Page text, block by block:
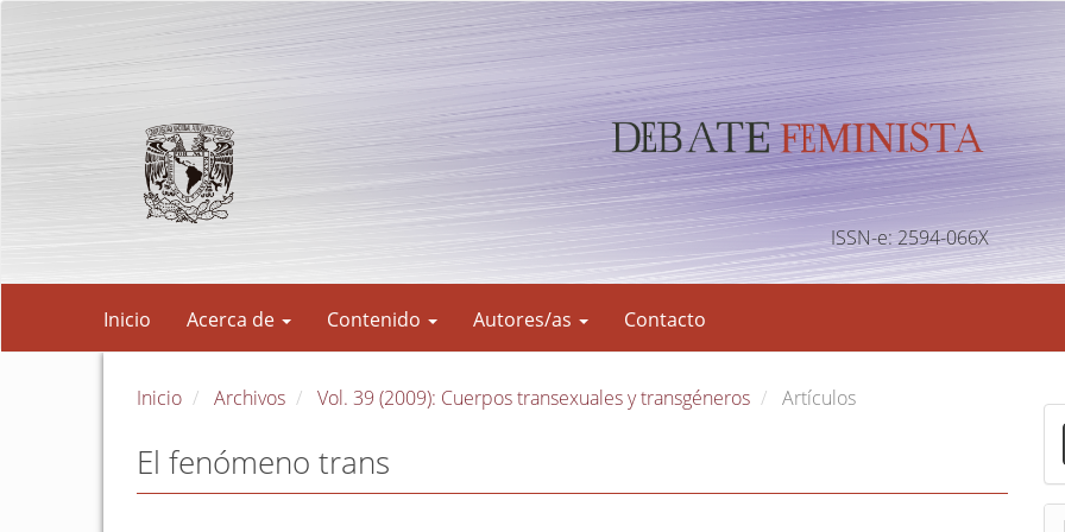
principal
ISSN-e: 2594-066X
Inicio Acerca de Contenido Autores/as Contacto
Inicio Archivos Vol. 39 (2009): Cuerpos transexuales y transgéneros Artículos
El fenómeno trans
E
v
i